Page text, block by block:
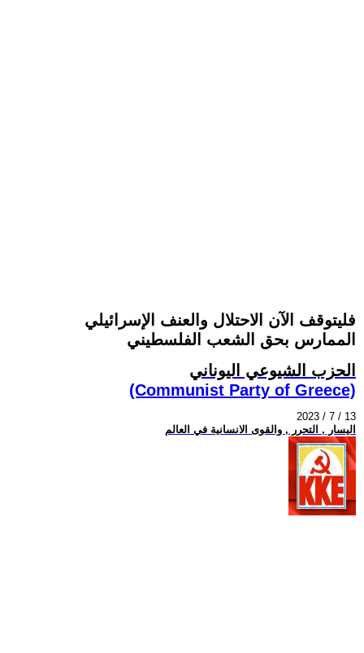
فليتوقف الآن الاحتلال والعنف الإسرائيلي
الممارس بحق الشعب الفلسطيني
الحزب الشيوعي اليوناني
(Communist Party of Greece)
2023 / 7 / 13
اليسار , التحرر , والقوى الانسانية في العالم